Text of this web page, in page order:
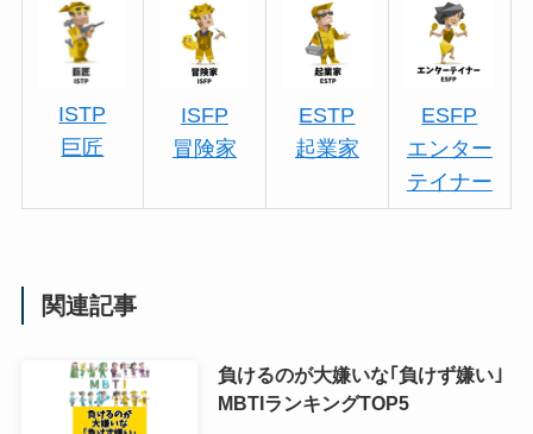
ISTP
巨匠
ISFP
冒険家
ESTP
起業家
ESFP
エンター
テイナー
関連記事
負けるのが大嫌いな｢負けず嫌い｣
MBTIランキングTOP5